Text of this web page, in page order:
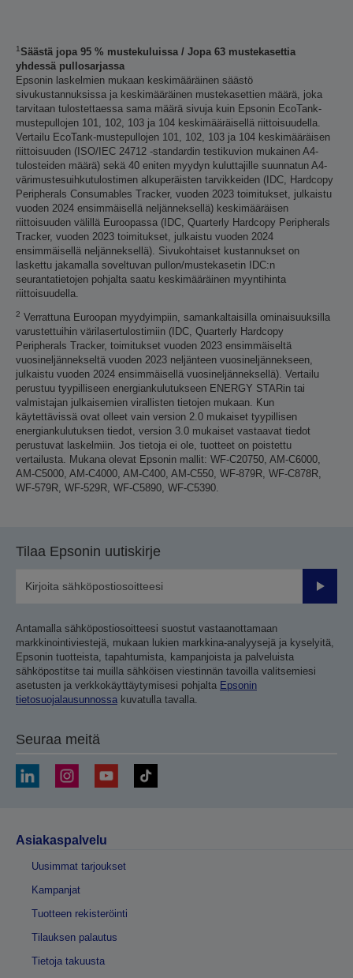
1Säästä jopa 95 % mustekuluissa / Jopa 63 mustekasettia
yhdessä pullosarjassa
Epsonin laskelmien mukaan keskimääräinen säästö
sivukustannuksissa ja keskimääräinen mustekasettien määrä, joka
tarvitaan tulostettaessa sama määrä sivuja kuin Epsonin EcoTank-
mustepullojen 101, 102, 103 ja 104 keskimääräisellä riittoisuudella.
Vertailu EcoTank-mustepullojen 101, 102, 103 ja 104 keskimääräisen
riittoisuuden (ISO/IEC 24712 -standardin testikuvion mukainen A4-
tulosteiden määrä) sekä 40 eniten myydyn kuluttajille suunnatun A4-
värimustesuihkutulostimen alkuperäisten tarvikkeiden (IDC, Hardcopy
Peripherals Consumables Tracker, vuoden 2023 toimitukset, julkaistu
vuoden 2024 ensimmäisellä neljänneksellä) keskimääräisen
riittoisuuden välillä Euroopassa (IDC, Quarterly Hardcopy Peripherals
Tracker, vuoden 2023 toimitukset, julkaistu vuoden 2024
ensimmäisellä neljänneksellä). Sivukohtaiset kustannukset on
laskettu jakamalla soveltuvan pullon/mustekasetin IDC:n
seurantatietojen pohjalta saatu keskimääräinen myyntihinta
riittoisuudella.
2 Verrattuna Euroopan myydyimpiin, samankaltaisilla ominaisuuksilla
varustettuihin värilasertulostimiin (IDC, Quarterly Hardcopy
Peripherals Tracker, toimitukset vuoden 2023 ensimmäiseltä
vuosineljännekseltä vuoden 2023 neljänteen vuosineljännekseen,
julkaistu vuoden 2024 ensimmäisellä vuosineljänneksellä). Vertailu
perustuu tyypilliseen energiankulutukseen ENERGY STARin tai
valmistajan julkaisemien virallisten tietojen mukaan. Kun
käytettävissä ovat olleet vain version 2.0 mukaiset tyypillisen
energiankulutuksen tiedot, version 3.0 mukaiset vastaavat tiedot
perustuvat laskelmiin. Jos tietoja ei ole, tuotteet on poistettu
vertailusta. Mukana olevat Epsonin mallit: WF-C20750, AM-C6000,
AM-C5000, AM-C4000, AM-C400, AM-C550, WF-879R, WF-C878R,
WF-579R, WF-529R, WF-C5890, WF-C5390.
Tilaa Epsonin uutiskirje
Lähetä
Antamalla sähköpostiosoitteesi suostut vastaanottamaan
markkinointiviestejä, mukaan lukien markkina-analyysejä ja kyselyitä,
Epsonin tuotteista, tapahtumista, kampanjoista ja palveluista
sähköpostitse tai muilla sähköisen viestinnän tavoilla valitsemiesi
asetusten ja verkkokäyttäytymisesi pohjalta Epsonin
tietosuojalausunnossa kuvatulla tavalla.
Seuraa meitä
Asiakaspalvelu
Uusimmat tarjoukset
Kampanjat
Tuotteen rekisteröinti
Tilauksen palautus
Tietoja takuusta